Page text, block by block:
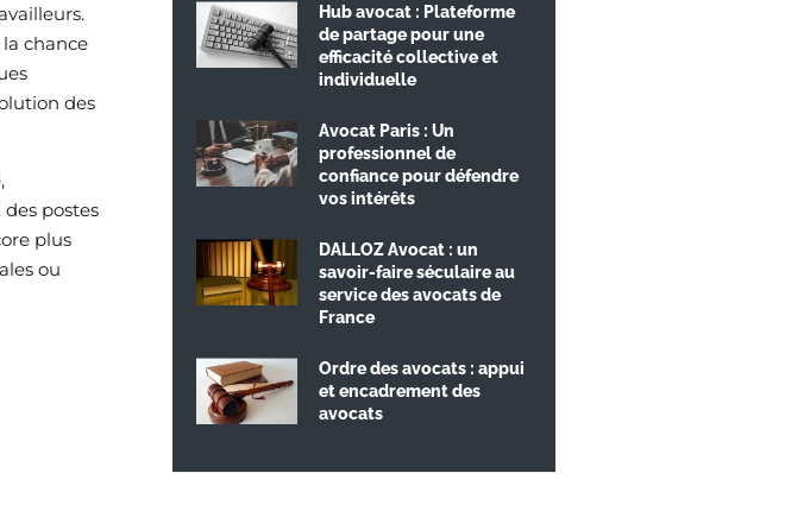
chance
des
postes
plus
ou
Hub avocat : Plateforme
de partage pour une
efficacité collective et
individuelle
Avocat Paris : Un
professionnel de
confiance pour défendre
vos intérêts
DALLOZ Avocat : un
savoir-faire séculaire au
service des avocats de
France
Ordre des avocats : appui
et encadrement des
avocats